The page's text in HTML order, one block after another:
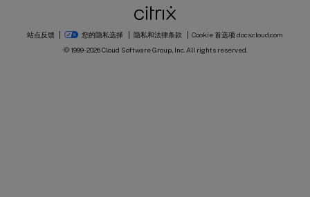
站点反馈 您的隐私选择 隐私和法律条款 Cookie 首选项 docs.cloud.com
© 1999-2026Cloud Software Group, Inc. All rights reserved.